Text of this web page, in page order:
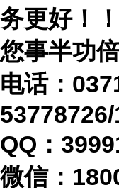
务更好！
您事半功
电话：
QQ：
微信：